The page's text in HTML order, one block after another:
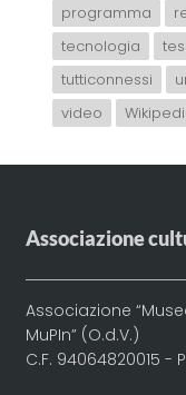
programma
tecnologia
tutticonnessi
video
Associazione
Associazione
MuPIn” (O.d.V.)
C.F. 94064820015 -